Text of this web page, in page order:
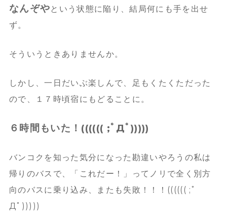
なんぞや という状態に陥り、結局何にも手を出せ
ず。
そういうときありませんか。
しかし、一日だいぶ楽しんで、足もくたくただった
ので、１７時頃宿にもどることに。
６時間もいた！(((((( ;ﾟДﾟ)))))
バンコクを知った気分になった勘違いやろうの私は
帰りのバスで、「これだー！」ってノリで全く別方
向のバスに乗り込み、またも失敗！！！(((((( ;ﾟ
Дﾟ)))))